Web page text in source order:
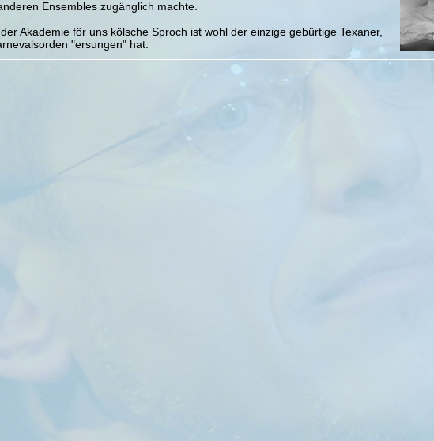
Ensembles zugänglich machte.
Akademie för uns kölsche Sproch ist wohl der einzige gebürtige Texaner,
"ersungen" hat.